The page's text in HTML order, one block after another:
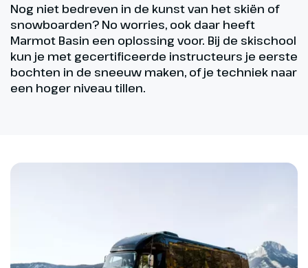
Nog niet bedreven in de kunst van het skiën of
snowboarden? No worries, ook daar heeft
Marmot Basin een oplossing voor. Bij de skischool
kun je met gecertificeerde instructeurs je eerste
bochten in de sneeuw maken, of je techniek naar
een hoger niveau tillen.